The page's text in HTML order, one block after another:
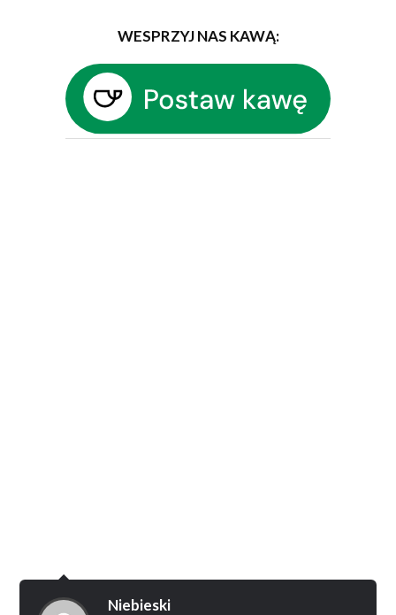
WESPRZYJ NAS KAWĄ:
Niebieski